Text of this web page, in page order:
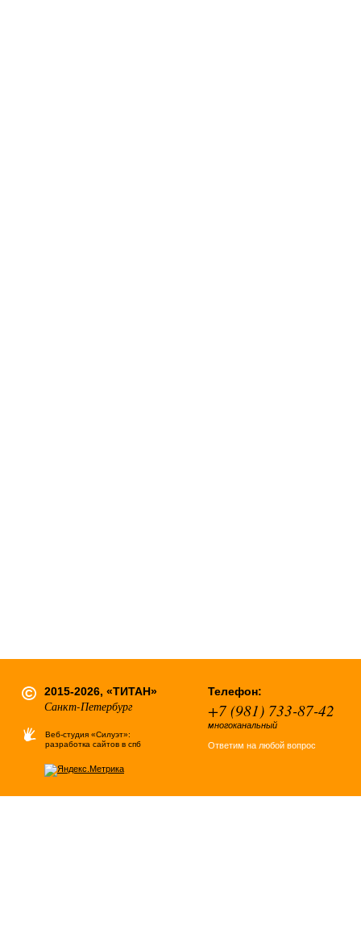
2015-2026, «ТИТАН»
Санкт-Петербург
Веб-студия «Силуэт»:
разработка сайтов в спб
Телефон:
+7 (981) 733-87-42
многоканальный
Ответим на любой вопрос